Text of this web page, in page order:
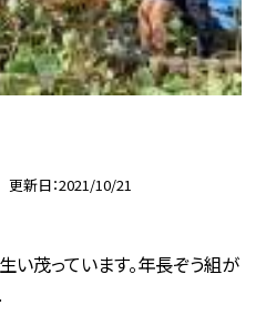
更新日 2021/10/21
茂っています。年長ぞう組が